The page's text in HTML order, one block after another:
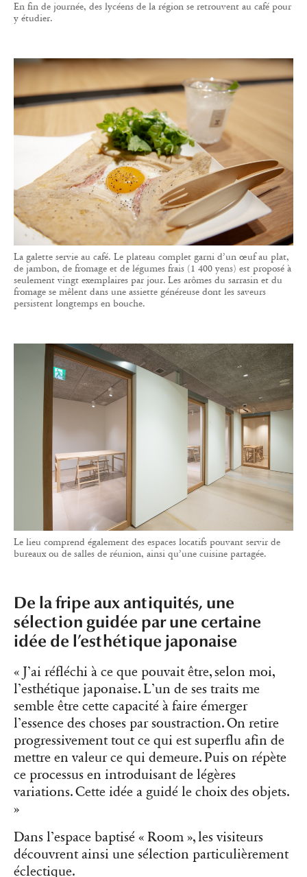
En fin de journée, des lycéens de la région se retrouvent au café pour
y étudier.
La galette servie au café. Le plateau complet garni d’un œuf au plat,
de jambon, de fromage et de légumes frais (1 400 yens) est proposé à
seulement vingt exemplaires par jour. Les arômes du sarrasin et du
fromage se mêlent dans une assiette généreuse dont les saveurs
persistent longtemps en bouche.
Le lieu comprend également des espaces locatifs pouvant servir de
bureaux ou de salles de réunion, ainsi qu’une cuisine partagée.
De la fripe aux antiquités, une
sélection guidée par une certaine
idée de l’esthétique japonaise
« J’ai réfléchi à ce que pouvait être, selon moi,
l’esthétique japonaise. L’un de ses traits me
semble être cette capacité à faire émerger
l’essence des choses par soustraction. On retire
progressivement tout ce qui est superflu afin de
mettre en valeur ce qui demeure. Puis on répète
ce processus en introduisant de légères
variations. Cette idée a guidé le choix des objets.
»
Dans l’espace baptisé « Room », les visiteurs
découvrent ainsi une sélection particulièrement
éclectique.